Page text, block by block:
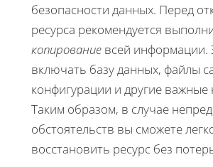
безопасности данных. Перед
ресурса рекомендуется
копирование всей информации.
включать базу данных, файлы
конфигурации и другие
Таким образом, в случае
обстоятельств вы сможете
восстановить ресурс без